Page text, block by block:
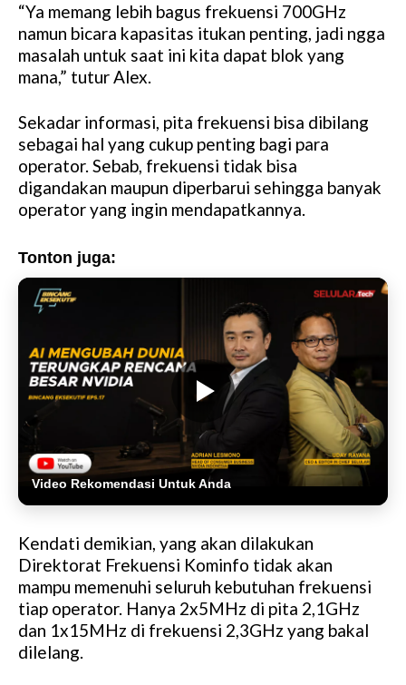
“Ya memang lebih bagus frekuensi 700GHz
namun bicara kapasitas itukan penting, jadi ngga
masalah untuk saat ini kita dapat blok yang
mana,” tutur Alex.
Sekadar informasi, pita frekuensi bisa dibilang
sebagai hal yang cukup penting bagi para
operator. Sebab, frekuensi tidak bisa
digandakan maupun diperbarui sehingga banyak
operator yang ingin mendapatkannya.
Tonton juga:
Video Rekomendasi Untuk Anda
Kendati demikian, yang akan dilakukan
Direktorat Frekuensi Kominfo tidak akan
mampu memenuhi seluruh kebutuhan frekuensi
tiap operator. Hanya 2x5MHz di pita 2,1GHz
dan 1x15MHz di frekuensi 2,3GHz yang bakal
dilelang.